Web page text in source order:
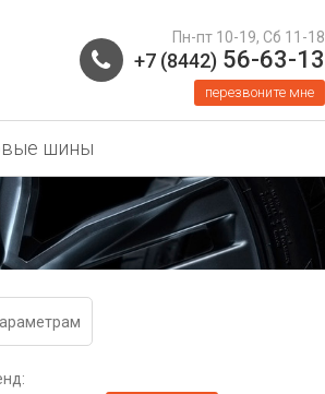
Пн-пт 10-19, Сб 11-18
+7 (8442) 56-63-13
перезвоните мне
шины